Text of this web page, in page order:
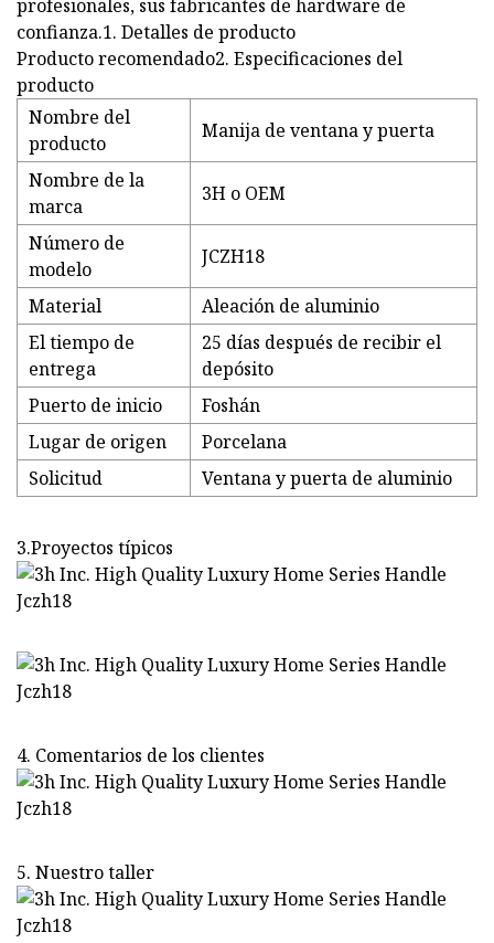
profesionales, sus fabricantes de hardware de
confianza.1. Detalles de producto
Producto recomendado2. Especificaciones del
producto
Nombre del
producto
Manija de ventana y puerta
Nombre de la
marca
3H o OEM
Número de
modelo
JCZH18
Material
Aleación de aluminio
El tiempo de
entrega
25 días después de recibir el
depósito
Puerto de inicio
Foshán
Lugar de origen
Porcelana
Solicitud
Ventana y puerta de aluminio
3.Proyectos típicos
4. Comentarios de los clientes
5. Nuestro taller